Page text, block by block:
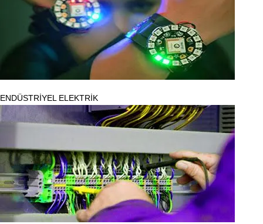
ENDÜSTRİYEL ELEKTRİK